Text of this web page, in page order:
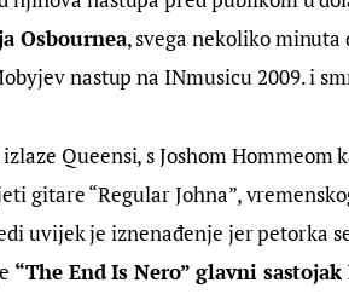
Osbournea, svega nekoliko
nastup na INmusicu 2009. i
Queensi, s Joshom Hommeom
gitare “Regular Johna”,
uvijek je iznenađenje jer petorka
“The End Is Nero” glavni